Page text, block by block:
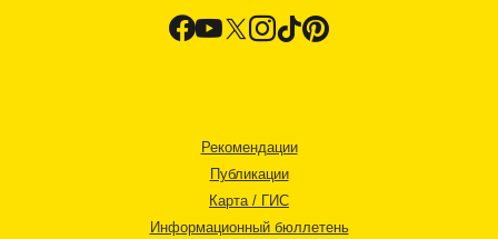
Рекомендации
Публикации
Карта / ГИС
Информационный бюллетень